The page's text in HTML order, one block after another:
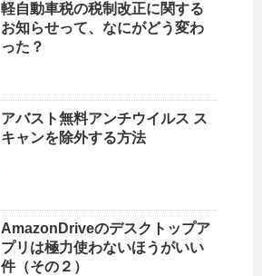
軽自動車税の税制改正に関する
お知らせって、なにがどう変わ
った？
アバスト無料アンチウイルス ス
キャンを除外する方法
AmazonDriveのデスクトップア
プリは極力使わないほうがいい
件（その２）